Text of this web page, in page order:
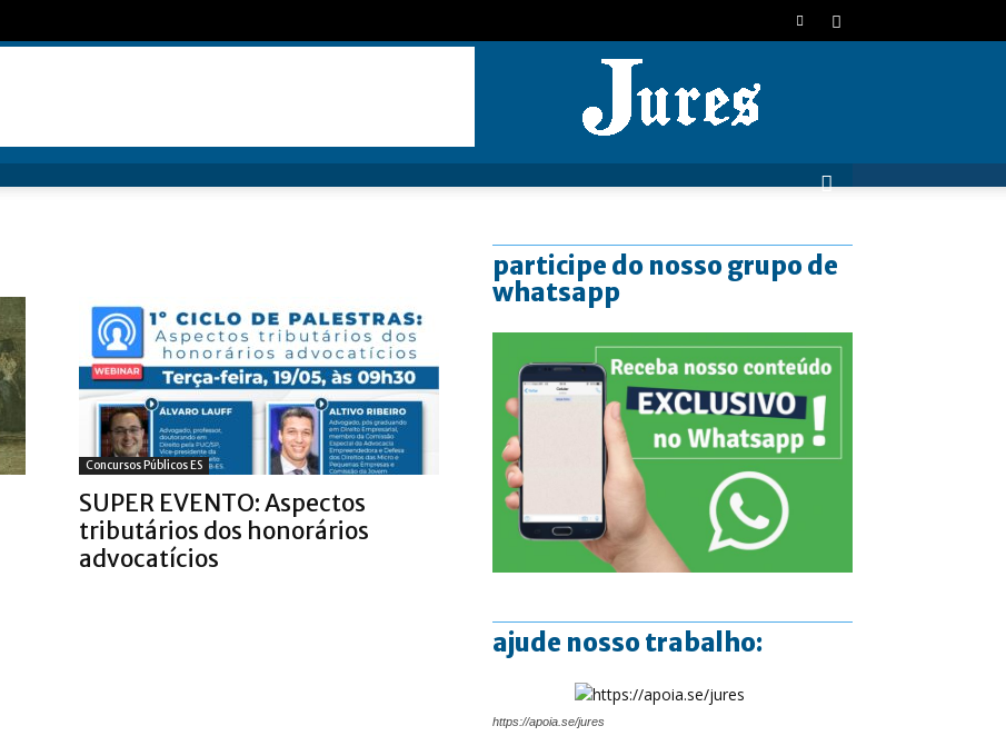
Concursos Públicos ES
SUPER EVENTO: Aspectos
tributários dos honorários
advocatícios
participe do nosso grupo de
whatsapp
ajude nosso trabalho:
https://apoia.se/jures